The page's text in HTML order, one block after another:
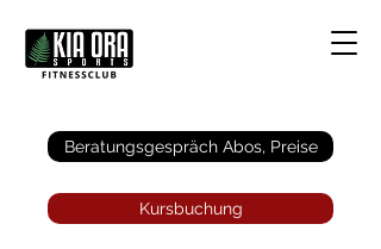
Beratungsgespräch Abos, Preise
Kursbuchung